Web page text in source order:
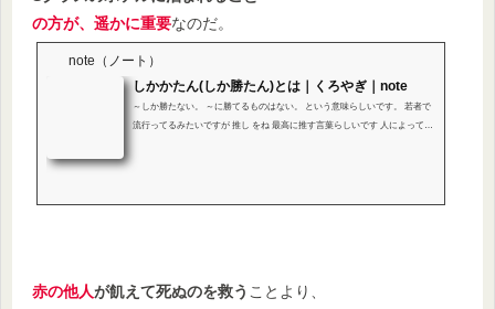
の方が、遥かに重要なのだ。
note（ノート）
しかかたん(しか勝たん)とは｜くろやぎ｜note
～しか勝たない。 ～に勝てるものはない。 という意味らしいです。 若者で
流行ってるみたいですが 推し をね 最高に推す言葉らしいです 人によっては
赤の他人が飢えて死ぬのを救う ことより、